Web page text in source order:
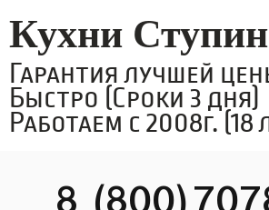
Кухни
Гарантия лучшей
Быстро (Сроки 3 дня)
Работаем с 2008г. (18
8